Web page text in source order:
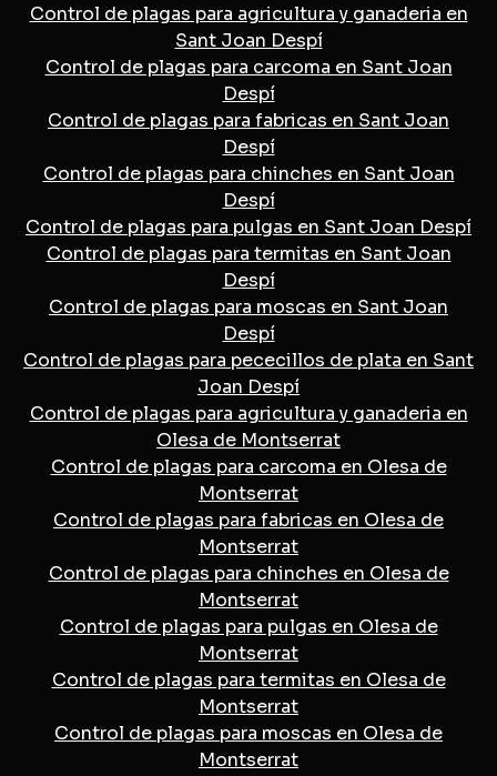
Control de plagas para agricultura y ganaderia en
Sant Joan Despí
Control de plagas para carcoma en Sant Joan
Despí
Control de plagas para fabricas en Sant Joan
Despí
Control de plagas para chinches en Sant Joan
Despí
Control de plagas para pulgas en Sant Joan Despí
Control de plagas para termitas en Sant Joan
Despí
Control de plagas para moscas en Sant Joan
Despí
Control de plagas para pececillos de plata en Sant
Joan Despí
Control de plagas para agricultura y ganaderia en
Olesa de Montserrat
Control de plagas para carcoma en Olesa de
Montserrat
Control de plagas para fabricas en Olesa de
Montserrat
Control de plagas para chinches en Olesa de
Montserrat
Control de plagas para pulgas en Olesa de
Montserrat
Control de plagas para termitas en Olesa de
Montserrat
Control de plagas para moscas en Olesa de
Montserrat